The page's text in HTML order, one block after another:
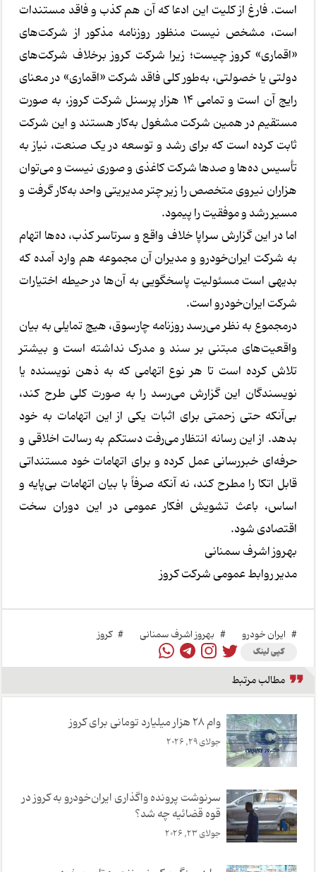
است. فارغ از کلیت این ادعا که آن هم کذب و فاقد مستندات
است، مشخص نیست منظور روزنامه مذکور از شرکت‌های
«اقماری» کروز چیست؛ زیرا شرکت کروز برخلاف شرکت‌های
دولتی یا خصولتی، به‌طور کلی فاقد شرکت «اقماری» در معنای
رایج آن است و تمامی 14 هزار پرسنل شرکت کروز، به صورت
مستقیم در همین شرکت مشغول به‌کار هستند و این شرکت
ثابت کرده است که برای رشد و توسعه در یک صنعت، نیاز به
تأسیس ده‌ها و صدها شرکت کاغذی و صوری نیست و می‌توان
هزاران نیروی متخصص را زیر چتر مدیریتی واحد به‌کار گرفت و
مسیر رشد و موفقیت را پیمود.
اما در این گزارش سراپا خلاف واقع و سرتاسر کذب، ده‌ها اتهام
به شرکت ایران‌خودرو و مدیران آن مجموعه هم وارد آمده که
بدیهی است مسئولیت پاسخگویی به آن‌ها در حیطه اختیارات
شرکت ایران‌خودرو است.
درمجموع به نظر می‌رسد روزنامه چارسوق، هیچ تمایلی به بیان
واقعیت‌های مبتنی بر سند و مدرک نداشته است و بیشتر
تلاش کرده است تا هر نوع اتهامی که به ذهن نویسنده یا
نویسندگان این گزارش می‌رسد را به صورت کلی طرح کند،
بی‌آنکه حتی زحمتی برای اثبات یکی از این اتهامات به خود
بدهد. از این رسانه انتظار می‌رفت دستکم به رسالت اخلاقی و
حرفه‌ای خبررسانی عمل کرده و برای اتهامات خود مستنداتی
قابل اتکا را مطرح کند، نه آنکه صرفاً با بیان اتهامات بی‌پایه و
اساس، باعث تشویش افکار عمومی در این دوران سخت
اقتصادی شود.
بهروز اشرف سمنانی
مدیر روابط عمومی شرکت کروز
# ایران خودرو # بهروز اشرف سمنانی # کروز
کپی لینک
مطالب مرتبط
وام 28 هزار میلیارد تومانی برای کروز
جولای 29, 2026
سرنوشت پرونده واگذاری ایران‌خودرو به کروز در
قوه قضائیه چه شد؟
جولای 23, 2026